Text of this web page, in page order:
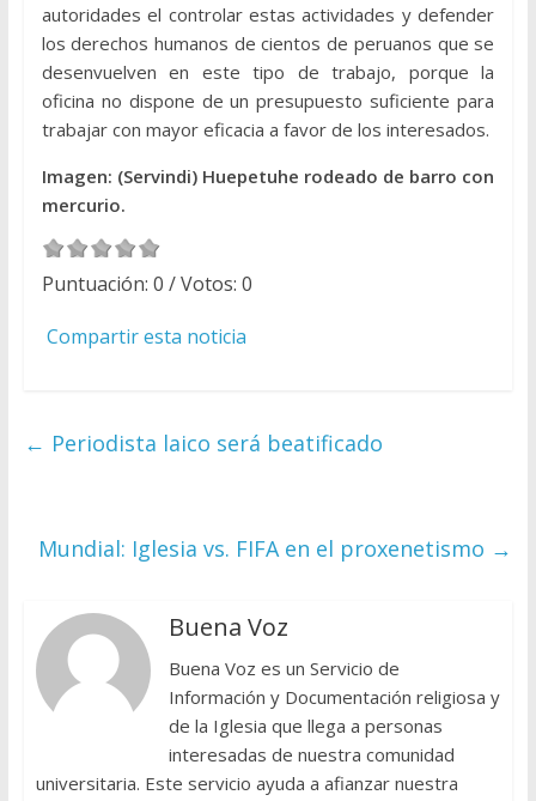
autoridades el controlar estas actividades y defender
los derechos humanos de cientos de peruanos que se
desenvuelven en este tipo de trabajo, porque la
oficina no dispone de un presupuesto suficiente para
trabajar con mayor eficacia a favor de los interesados.
Imagen: (Servindi) Huepetuhe rodeado de barro con
mercurio.
Puntuación: 0 / Votos: 0
Compartir esta noticia
← Periodista laico será beatificado
Mundial: Iglesia vs. FIFA en el proxenetismo →
Buena Voz
Buena Voz es un Servicio de
Información y Documentación religiosa y
de la Iglesia que llega a personas
interesadas de nuestra comunidad
universitaria. Este servicio ayuda a afianzar nuestra